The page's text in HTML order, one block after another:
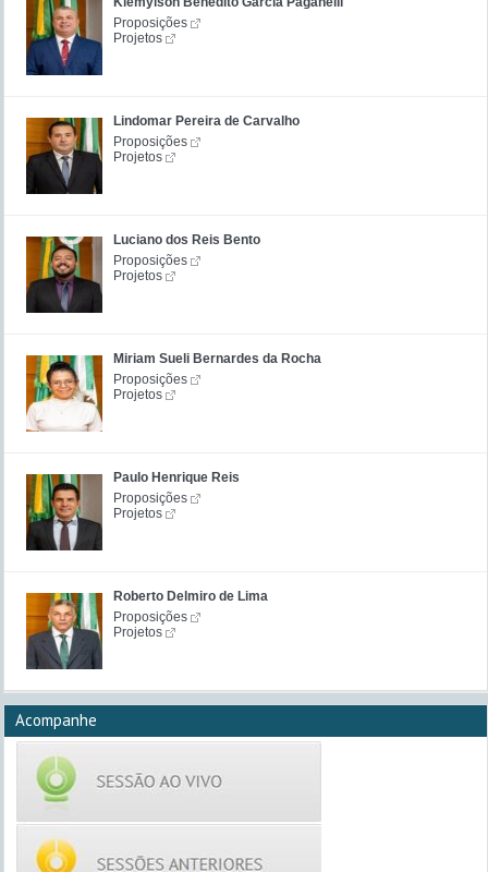
Proposições
Projetos
Lindomar Pereira de Carvalho
Proposições
Projetos
Luciano dos Reis Bento
Proposições
Projetos
Miriam Sueli Bernardes da Rocha
Proposições
Projetos
Paulo Henrique Reis
Proposições
Projetos
Roberto Delmiro de Lima
Proposições
Projetos
Acompanhe